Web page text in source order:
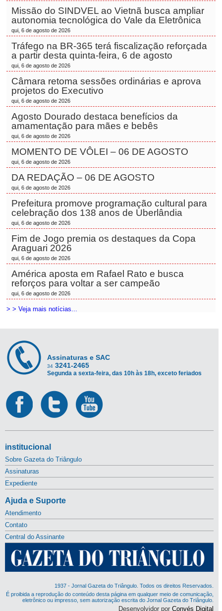
Missão do SINDVEL ao Vietnã busca ampliar
autonomia tecnológica do Vale da Eletrônica
qui, 6 de agosto de 2026
Tráfego na BR-365 terá fiscalização reforçada
a partir desta quinta-feira, 6 de agosto
qui, 6 de agosto de 2026
Câmara retoma sessões ordinárias e aprova
projetos do Executivo
qui, 6 de agosto de 2026
Agosto Dourado destaca benefícios da
amamentação para mães e bebês
qui, 6 de agosto de 2026
MOMENTO DE VÔLEI – 06 DE AGOSTO
qui, 6 de agosto de 2026
DA REDAÇÃO – 06 DE AGOSTO
qui, 6 de agosto de 2026
Prefeitura promove programação cultural para
celebração dos 138 anos de Uberlândia
qui, 6 de agosto de 2026
Fim de Jogo premia os destaques da Copa
Araguari 2026
qui, 6 de agosto de 2026
América aposta em Rafael Rato e busca
reforços para voltar a ser campeão
qui, 6 de agosto de 2026
> > Veja mais notícias...
Assinaturas e SAC
34 3241-2465
Segunda a sexta-feira, das 10h às 18h, exceto feriados
institucional
Sobre Gazeta do Triângulo
Assinaturas
Expediente
Ajuda e Suporte
Atendimento
Contato
Central do Assinante
1937 - Jornal Gazeta do Triângulo. Todos os direitos Reservados.
É proibida a reprodução do conteúdo desta página em qualquer meio de comunicação,
eletrônico ou impresso, sem autorização escrita do Jornal Gazeta do Triângulo.
Desenvolvidor porConvés Digital